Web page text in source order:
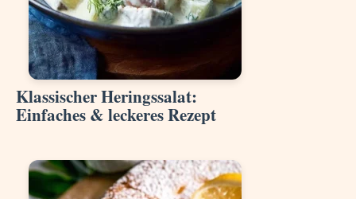
Klassischer Heringssalat:
Einfaches & leckeres Rezept